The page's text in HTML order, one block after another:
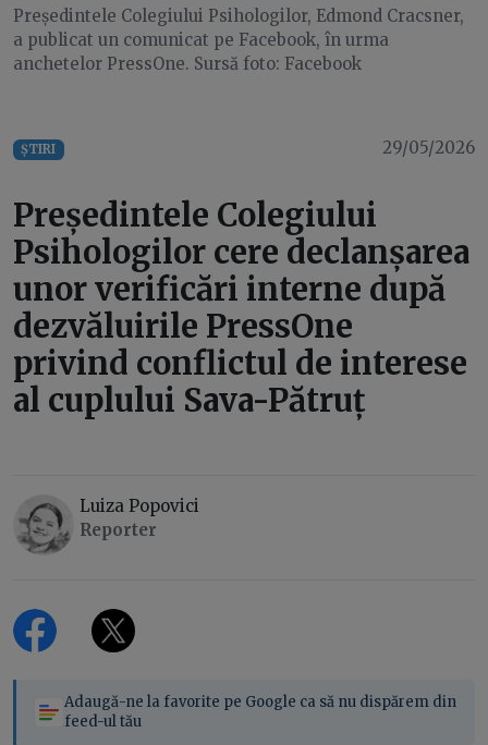
Președintele Colegiului Psihologilor, Edmond Cracsner,
a publicat un comunicat pe Facebook, în urma
anchetelor PressOne. Sursă foto: Facebook
ȘTIRI 29/05/2026
Președintele Colegiului
Psihologilor cere declanșarea
unor verificări interne după
dezvăluirile PressOne
privind conflictul de interese
al cuplului Sava-Pătruț
Luiza Popovici
Reporter
Adaugă-ne la favorite pe Google ca să nu dispărem din
feed-ul tău